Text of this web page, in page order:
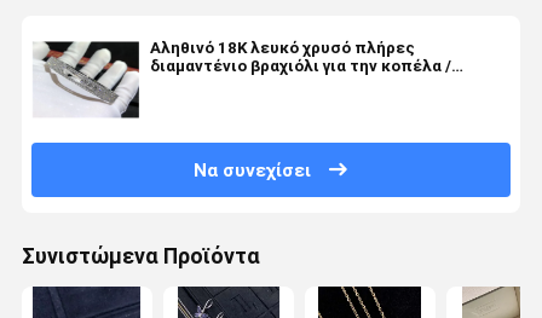
Αληθινό 18K λευκό χρυσό πλήρες
διαμαντένιο βραχιόλι για την κοπέλα /
Να συνεχίσει
Συνιστώμενα Προϊόντα